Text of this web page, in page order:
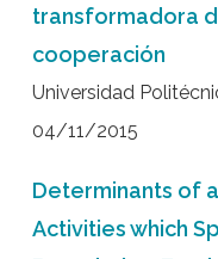
transformadora
cooperación
Universidad
04/11/2015
Determinants of
Activities which